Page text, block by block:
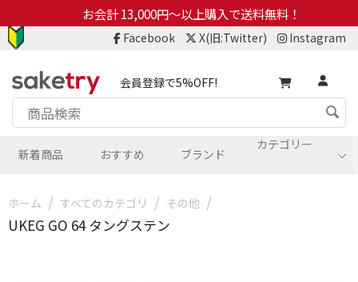
お会計 13,000円～以上購入で送料無料！
Facebook X(旧:Twitter) Instagram
会員登録で5%OFF!
カテゴリー
新着商品 おすすめ ブランド
ホーム / すべてのカテゴリ / その他 /
UKEG GO 64 タングステン